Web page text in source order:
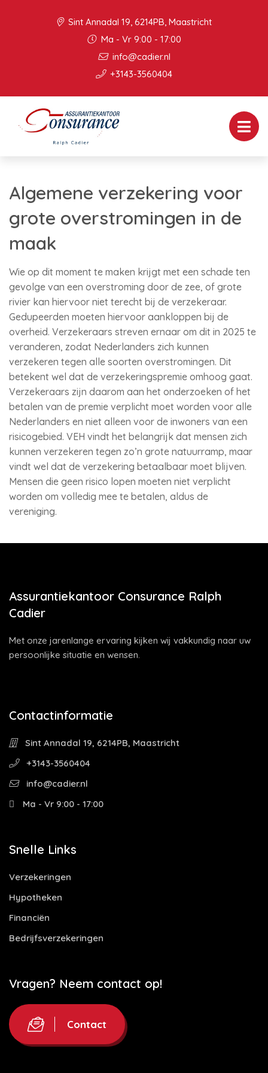
Sint Annadal 19, 6214PB, Maastricht
Ma - Vr 9:00 - 17:00
info@cadier.nl
+3143-3560404
Algemene verzekering voor
grote overstromingen in de
maak
Wie op dit moment te maken krijgt met een schade ten
gevolge van een overstroming door de zee, of grote
rivier kan hiervoor niet terecht bij de verzekeraar.
Gedupeerden moeten hiervoor aankloppen bij de
overheid. Verzekeraars streven ernaar om dit in 2025 te
veranderen, zodat Nederlanders zich kunnen
verzekeren tegen alle soorten overstromingen. Dit
betekent wel dat de verzekeringspremie omhoog gaat.
Verzekeraars zijn daarom aan het onderzoeken of het
betalen van de premie verplicht moet worden voor alle
Nederlanders en niet alleen voor de inwoners van een
risicogebied. VEH vindt het belangrijk dat mensen zich
kunnen verzekeren tegen zo’n grote natuurramp, maar
vindt wel dat de verzekering betaalbaar moet blijven.
Mensen die geen risico lopen moeten niet verplicht
worden om volledig mee te betalen, aldus de
vereniging.
Assurantiekantoor Consurance Ralph
Cadier
Met onze jarenlange ervaring kijken wij vakkundig naar uw
persoonlijke situatie en wensen.
Contactinformatie
Sint Annadal 19, 6214PB, Maastricht
+3143-3560404
info@cadier.nl
Ma - Vr 9:00 - 17:00
Snelle Links
Verzekeringen
Hypotheken
Financiën
Bedrijfsverzekeringen
Vragen? Neem contact op!
Contact